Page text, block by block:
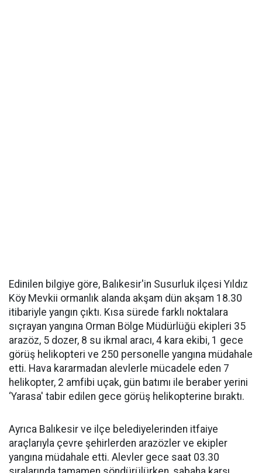
Edinilen bilgiye göre, Balıkesir'in Susurluk ilçesi Yıldız
Köy Mevkii ormanlık alanda akşam dün akşam 18.30
itibariyle yangın çıktı. Kısa sürede farklı noktalara
sıçrayan yangına Orman Bölge Müdürlüğü ekipleri 35
arazöz, 5 dozer, 8 su ikmal aracı, 4 kara ekibi, 1 gece
görüş helikopteri ve 250 personelle yangına müdahale
etti. Hava kararmadan alevlerle mücadele eden 7
helikopter, 2 amfibi uçak, gün batımı ile beraber yerini
‘Yarasa' tabir edilen gece görüş helikopterine bıraktı.
Ayrıca Balıkesir ve ilçe belediyelerinden itfaiye
araçlarıyla çevre şehirlerden arazözler ve ekipler
yangına müdahale etti. Alevler gece saat 03.30